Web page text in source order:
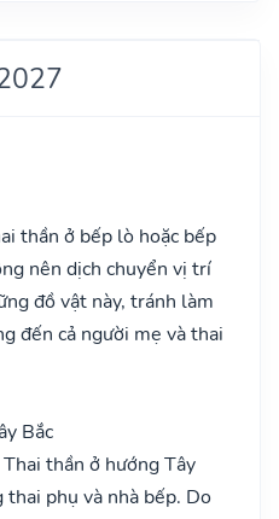
thần ở bếp lò hoặc bếp
nên dịch chuyển vị trí
đồ vật này, tránh làm
đến cả người mẹ và thai
Bắc
thần ở hướng Tây
thai phụ và nhà bếp. Do